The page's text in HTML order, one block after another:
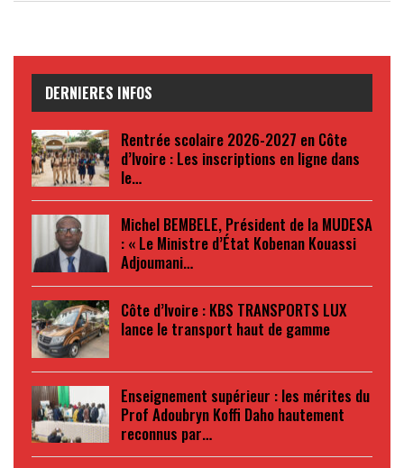
DERNIERES INFOS
Rentrée scolaire 2026-2027 en Côte
d’Ivoire : Les inscriptions en ligne dans
le…
Michel BEMBELE, Président de la MUDESA
: « Le Ministre d’État Kobenan Kouassi
Adjoumani…
Côte d’Ivoire : KBS TRANSPORTS LUX
lance le transport haut de gamme
Enseignement supérieur : les mérites du
Prof Adoubryn Koffi Daho hautement
reconnus par…